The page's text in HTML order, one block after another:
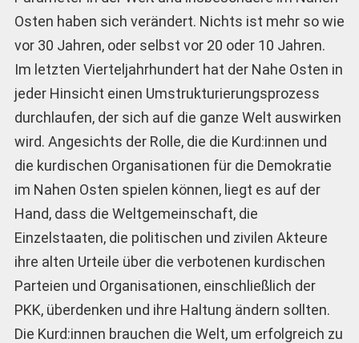
Osten haben sich verändert. Nichts ist mehr so wie
vor 30 Jahren, oder selbst vor 20 oder 10 Jahren.
Im letzten Vierteljahrhundert hat der Nahe Osten in
jeder Hinsicht einen Umstrukturierungsprozess
durchlaufen, der sich auf die ganze Welt auswirken
wird. Angesichts der Rolle, die die Kurd:innen und
die kurdischen Organisationen für die Demokratie
im Nahen Osten spielen können, liegt es auf der
Hand, dass die Weltgemeinschaft, die
Einzelstaaten, die politischen und zivilen Akteure
ihre alten Urteile über die verbotenen kurdischen
Parteien und Organisationen, einschließlich der
PKK, überdenken und ihre Haltung ändern sollten.
Die Kurd:innen brauchen die Welt, um erfolgreich zu